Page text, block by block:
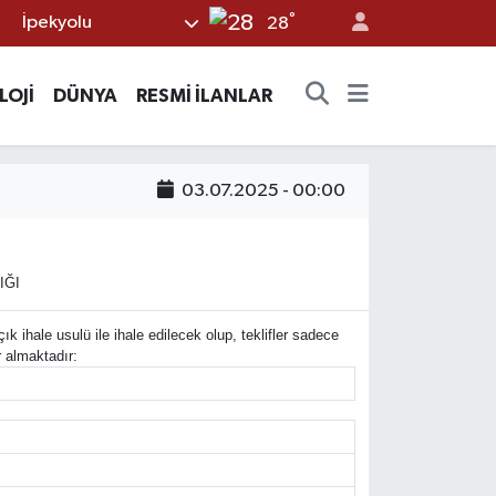
İpekyolu 28°
DÜNYA RESMİ İLANLAR
03.07.2025 - 00:00
ihale usulü ile ihale edilecek olup, teklifler sadece